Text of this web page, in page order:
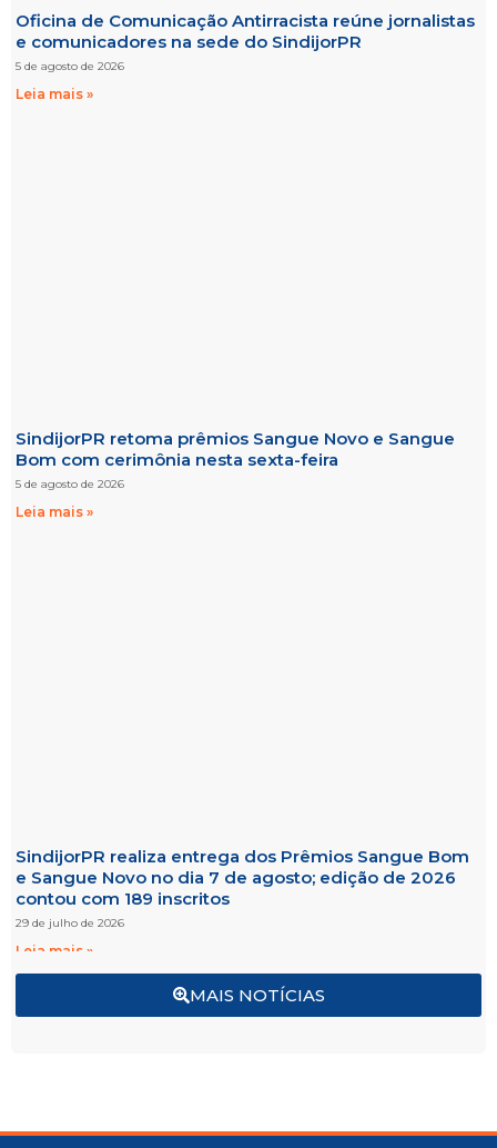
MAIS NOTÍCIAS
Oficina de Comunicação Antirracista reúne jornalistas
e comunicadores na sede do SindijorPR
5 de agosto de 2026
Leia mais »
SindijorPR retoma prêmios Sangue Novo e Sangue
Bom com cerimônia nesta sexta-feira
5 de agosto de 2026
Leia mais »
SindijorPR realiza entrega dos Prêmios Sangue Bom
e Sangue Novo no dia 7 de agosto; edição de 2026
contou com 189 inscritos
29 de julho de 2026
Leia mais »